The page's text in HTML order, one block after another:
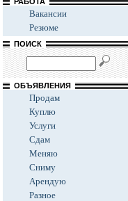
Вакансии
Резюме
ПОИСК
ОБЪЯВЛЕНИЯ
Продам
Куплю
Услуги
Сдам
Меняю
Сниму
Арендую
Разное